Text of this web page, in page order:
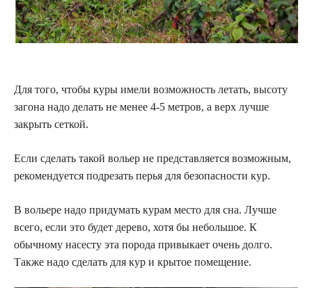
Для того, чтобы куры имели возможность летать, высоту
загона надо делать не менее 4-5 метров, а верх лучше
закрыть сеткой.
Если сделать такой вольер не представляется возможным,
рекомендуется подрезать перья для безопасности кур.
В вольере надо придумать курам место для сна. Лучше
всего, если это будет дерево, хотя бы небольшое. К
обычному насесту эта порода привыкает очень долго.
Также надо сделать для кур и крытое помещение.